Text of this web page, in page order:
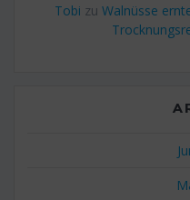
Tobi zu Walnüsse